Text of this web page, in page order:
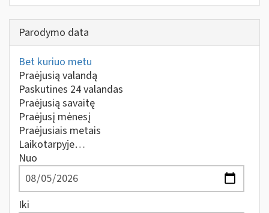
Parodymo data
Bet kuriuo metu
Praėjusią valandą
Paskutines 24 valandas
Praėjusią savaitę
Praėjusį mėnesį
Praėjusiais metais
Laikotarpyje…
Nuo
Iki